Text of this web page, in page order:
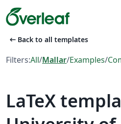
arrow_left_alt Back to all templates
Filters:All/Mallar/Examples/
LaTeX